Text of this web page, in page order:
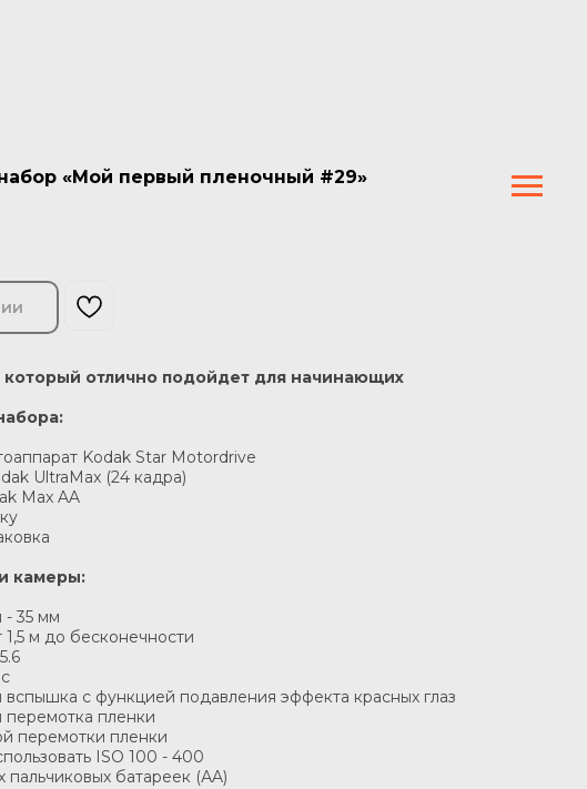
«Мой первый пленочный #29»
который отлично подойдет для начинающих
Kodak Star Motordrive
UltraMax (24 кадра)
Max AA
камеры:
- 35 мм
1,5 м до бесконечности
вспышка с функцией подавления эффекта красных глаз
перемотка пленки
перемотки пленки
ISO 100 - 400
пальчиковых батареек (АA)